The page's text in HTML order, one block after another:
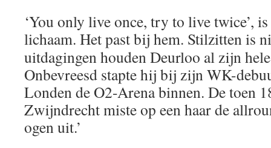
‘You only live once, try to live twice’,
lichaam. Het past bij hem. Stilzitten is
uitdagingen houden Deurloo al zijn
Onbevreesd stapte hij bij zijn WK-
Londen de O2-Arena binnen. De toen
Zwijndrecht miste op een haar de
ogen uit.’